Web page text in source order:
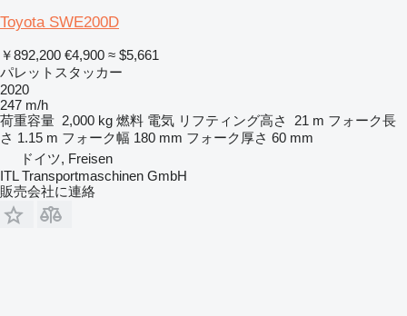
Toyota SWE200D
￥892,200 €4,900 ≈ $5,661
パレットスタッカー
2020
247 m/h
荷重容量 2,000 kg 燃料 電気 リフティング高さ 21 m フォーク長
さ 1.15 m フォーク幅 180 mm フォーク厚さ 60 mm
ドイツ, Freisen
ITL Transportmaschinen GmbH
販売会社に連絡